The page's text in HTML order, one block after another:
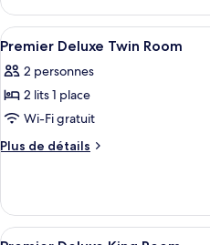
le
type
de
Executive
Suite
Afficher
toutes
les
photos
pour
ce
chambre :
Premier
9
Premier Deluxe Twin Room
2 personnes
2 lits 1 place
Wi-Fi gratuit
Plus de détails
Plus
le
type
Afficher